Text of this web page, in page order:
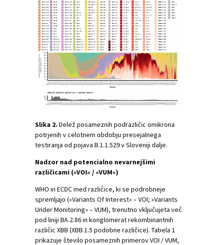
Slika 2. Delež posameznih podrazličic omikrona
potrjenih v celotnem obdobju presejalnega
testiranja od pojava B.1.1.529 v Sloveniji dalje.
Nadzor nad potencialno nevarnejšimi
različicami (»VOI« / »VUM«)
WHO in ECDC med različice, ki se podrobneje
spremljajo (»Variants Of Interest« – VOI; »Variants
Under Monitoring« – VUM), trenutno vključujeta več
pod liniji BA.2.86 in konglomerat rekombinantnih
različic XBB (XBB.1.5 podobne različice). Tabela 1
prikazuje število posameznih primerov VOI / VUM,